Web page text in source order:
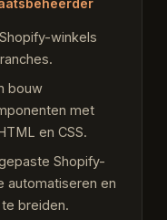
winkels
bouw
met
en CSS.
Shopify-
automatiseren en
breiden.